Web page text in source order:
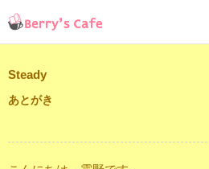
Steady
あとがき